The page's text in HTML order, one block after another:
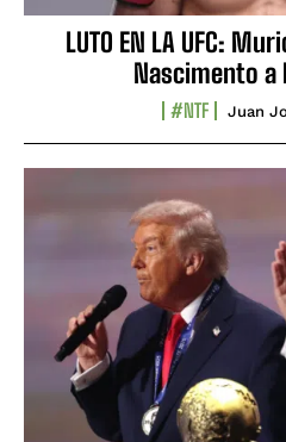
LUTO EN LA UFC:
Nascimento a
#NTF Juan